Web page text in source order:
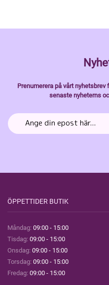
Prenumerera på vårt
senaste nyheterns
ÖPPETTIDER BUTIK
Måndag: 09:00 - 15:00
Tisdag: 09:00 - 15:00
Onsdag: 09:00 - 15:00
Torsdag: 09:00 - 15:00
Fredag: 09:00 - 15:00